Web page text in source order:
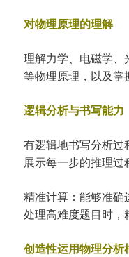
对物理原理的理解
理解力学、电磁学、
等物理原理，以及掌
逻辑分析与书写能力
有逻辑地书写分析
展示每一步的推理过
精准计算：能够准确
处理高难度题目时，
创造性运用物理分析